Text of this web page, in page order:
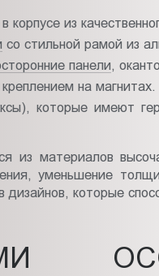
корпусе из
со стильной рамой из
панели,
на магнитах.
которые имеют
из материалов
уменьшение
дизайнов, которые